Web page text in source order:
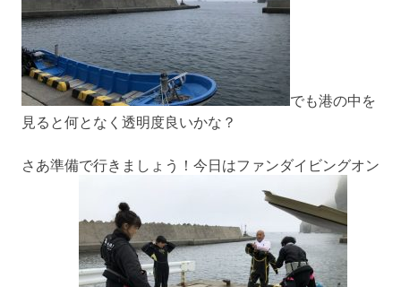
でも港の中を
見ると何となく透明度良いかな？
さあ準備で行きましょう！今日はファンダイビングオン